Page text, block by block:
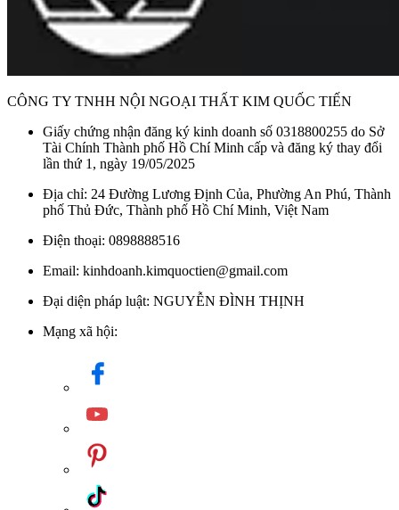
thoại 0898888516 để được tư vấn và hỗ trợ tốt nhất.
Danh mục: Thiết Bị Bếp/
CÔNG TY TNHH NỘI NGOẠI THẤT KIM QUỐC TIẾN
Giấy chứng nhận đăng ký kinh doanh số 0318800255 do Sở
Tài Chính Thành phố Hồ Chí Minh cấp và đăng ký thay đổi
lần thứ 1, ngày 19/05/2025
Địa chỉ: 24 Đường Lương Định Của, Phường An Phú, Thành
phố Thủ Đức, Thành phố Hồ Chí Minh, Việt Nam
Điện thoại: 0898888516
Email: kinhdoanh.kimquoctien@gmail.com
Đại diện pháp luật: NGUYỄN ĐÌNH THỊNH
Mạng xã hội: